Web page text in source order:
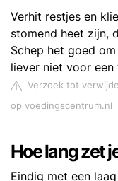
Verhit restjes en
stomend heet zijn,
Schep het goed
liever niet voor
Verzoek tot
op voedingscentrum.nl
Hoe lang zet
Eindig met een